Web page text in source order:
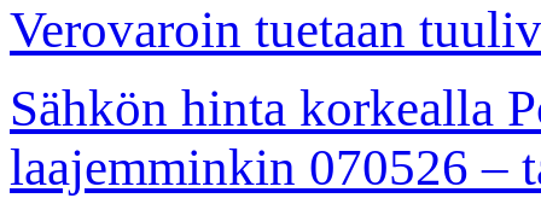
Verovaroin tuetaan
Sähkön hinta korkealla
laajemminkin 070526 –